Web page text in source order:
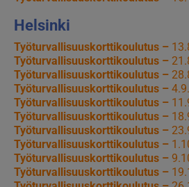
Helsinki
Työturvallisuuskorttikoulutus –
Työturvallisuuskorttikoulutus –
Työturvallisuuskorttikoulutus –
Työturvallisuuskorttikoulutus –
Työturvallisuuskorttikoulutus –
Työturvallisuuskorttikoulutus –
Työturvallisuuskorttikoulutus –
Työturvallisuuskorttikoulutus –
Työturvallisuuskorttikoulutus –
Työturvallisuuskorttikoulutus –